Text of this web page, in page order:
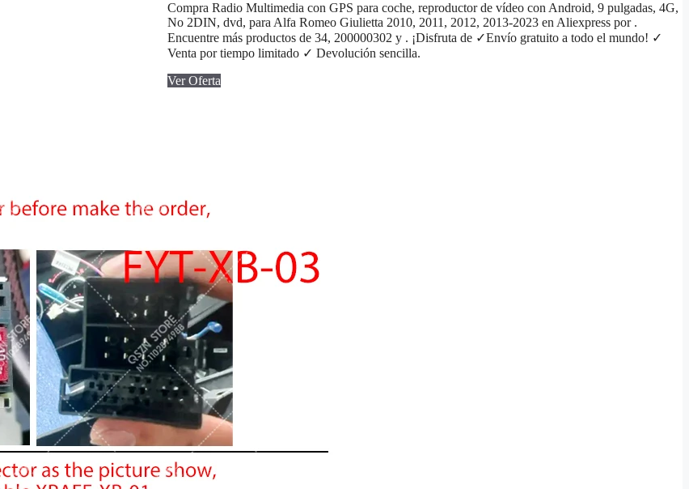
original
era:
490.49€.
actual
es:
392.39€.
Compra Radio Multimedia con GPS para coche, reproductor de vídeo con Android, 9 pulgadas, 4G,
No 2DIN, dvd, para Alfa Romeo Giulietta 2010, 2011, 2012, 2013-2023 en Aliexpress por .
Encuentre más productos de 34, 200000302 y . ¡Disfruta de ✓Envío gratuito a todo el mundo! ✓
Venta por tiempo limitado ✓ Devolución sencilla.
Ver Oferta